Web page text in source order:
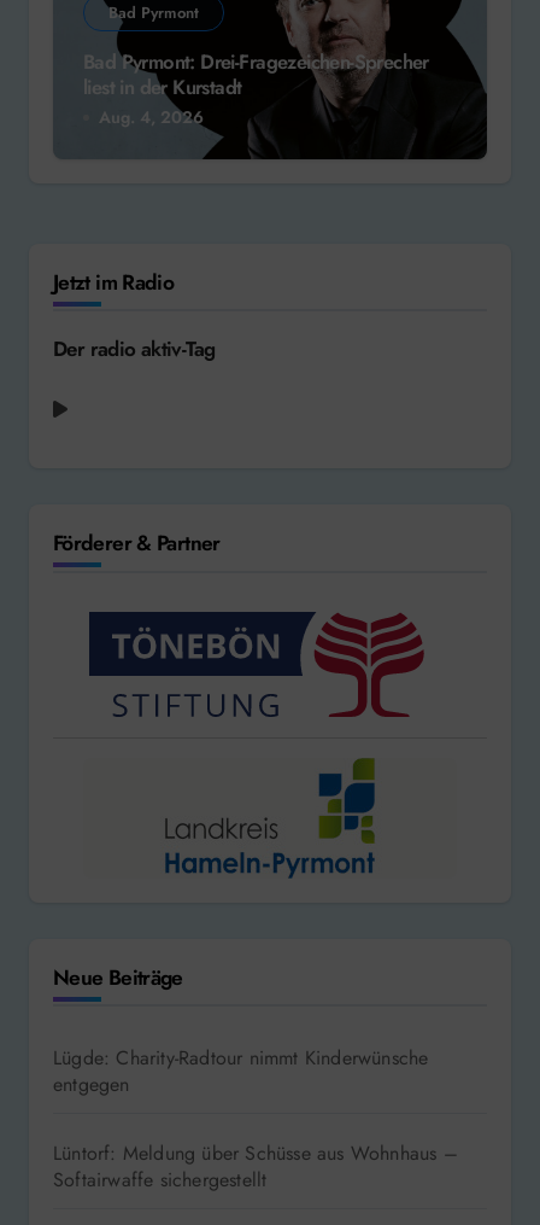
Bad Pyrmont
Bad Pyrmont: Drei-Fragezeichen-Sprecher
liest in der Kurstadt
Aug. 4, 2026
Jetzt im Radio
Der radio aktiv-Tag
Förderer & Partner
Neue Beiträge
Lügde: Charity-Radtour nimmt Kinderwünsche
entgegen
Lüntorf: Meldung über Schüsse aus Wohnhaus –
Softairwaffe sichergestellt